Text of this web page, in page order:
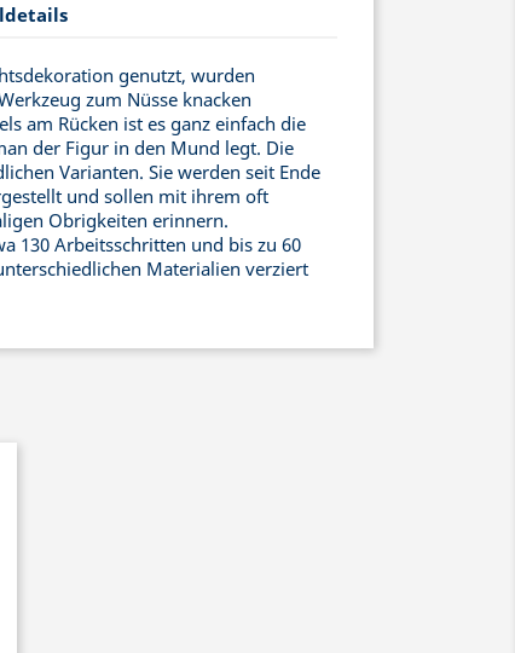
genutzt, wurden
zum Nüsse knacken
am Rücken ist es ganz einfach die
der Figur in den Mund legt. Die
Varianten. Sie werden seit Ende
und sollen mit ihrem oft
Obrigkeiten erinnern.
130 Arbeitsschritten und bis zu 60
Materialien verziert